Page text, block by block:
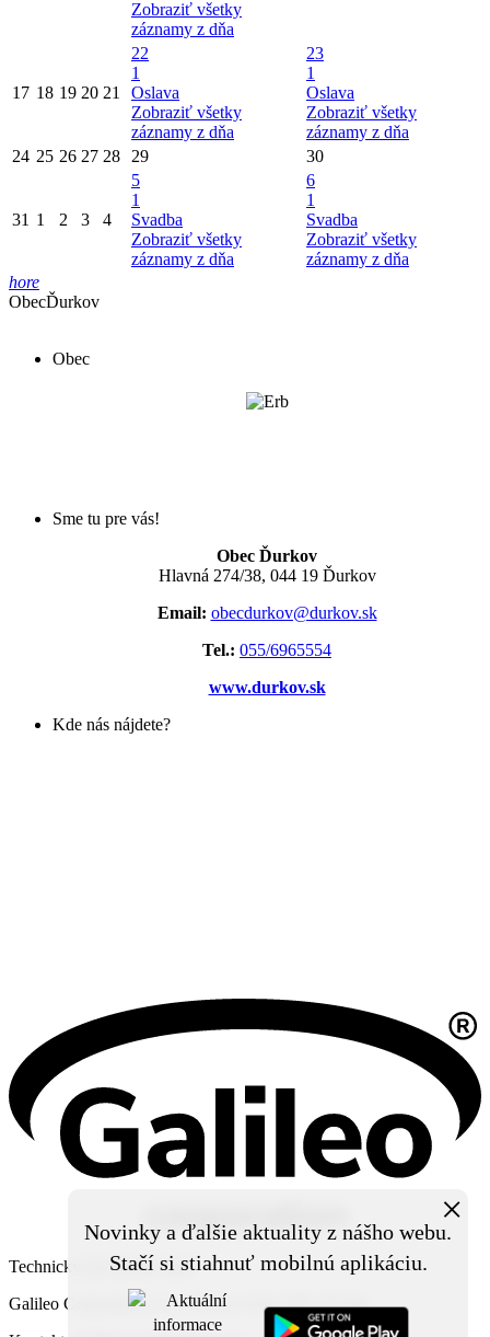
Novinky a ďalšie aktuality z nášho webu.
Stačí si stiahnuť mobilnú aplikáciu.
×
Zobraziť všetky
záznamy z dňa
17 18 19 20 21
22
1
Oslava
Zobraziť všetky
záznamy z dňa
23
1
Oslava
Zobraziť všetky
záznamy z dňa
24 25 26 27 28 29 30
31 1 2 3 4
5
1
Svadba
Zobraziť všetky
záznamy z dňa
6
1
Svadba
Zobraziť všetky
záznamy z dňa
hore
ObecĎurkov
Obec
Sme tu pre vás!
Obec Ďurkov
Hlavná 274/38, 044 19 Ďurkov
Email: obecdurkov@durkov.sk
Tel.: 055/6965554
www.durkov.sk
Kde nás nájdete?
Technický prevádzkovateľ:
Galileo Corporation s.r.o., Čierna Voda 468, 925 06